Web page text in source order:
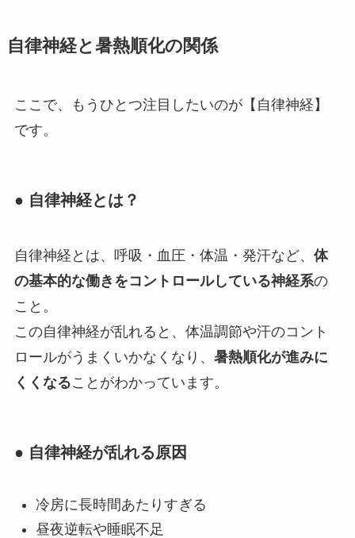
自律神経と暑熱順化の関係
ここで、もうひとつ注目したいのが【自律神経】
です。
● 自律神経とは？
自律神経とは、呼吸・血圧・体温・発汗など、 体
の基本的な働きをコントロールしている神経系の
こと。
この自律神経が乱れると、体温調節や汗のコント
ロールがうまくいかなくなり、 暑熱順化が進みに
くくなることがわかっています。
● 自律神経が乱れる原因
冷房に長時間あたりすぎる
昼夜逆転や睡眠不足